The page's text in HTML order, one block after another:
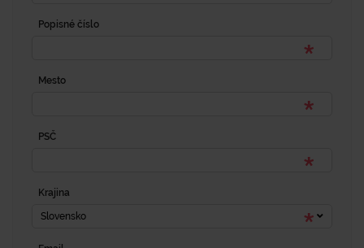
Popisné číslo
Mesto
PSČ
Krajina
Slovensko